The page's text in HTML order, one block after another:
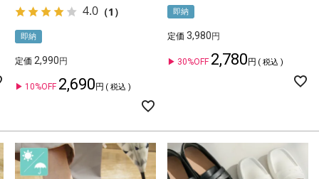
4.0 （1）
即納
定価 2,990
10%OFF 2,690 税込
即納
定価 3,980
30%OFF 2,780 税込